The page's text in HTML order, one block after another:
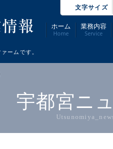
ホーム
Home
業務内容
Service
ームです。
文字サイズ
り
宇都宮ニ